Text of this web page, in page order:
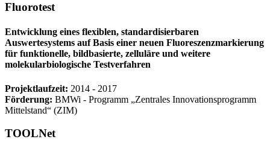
Fluorotest
Entwicklung eines flexiblen, standardisierbaren
Auswertesystems auf Basis einer neuen Fluoreszenzmarkierung
für funktionelle, bildbasierte, zelluläre und weitere
molekularbiologische Testverfahren
Projektlaufzeit: 2014 - 2017
Förderung: BMWi ‐ Programm „Zentrales Innovationsprogramm
Mittelstand“ (ZIM)
TOOLNet